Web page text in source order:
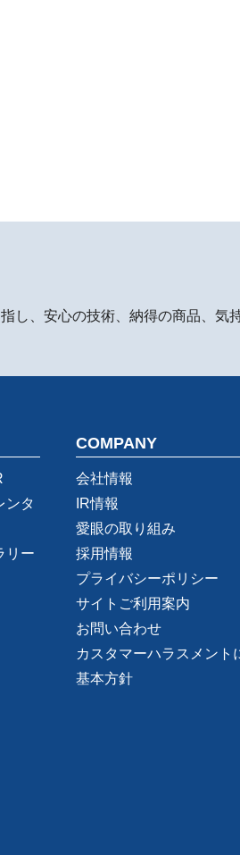
し、安心の技術、納得の商品、気
ンタ
リー
COMPANY
会社情報
IR情報
愛眼の取り組み
採用情報
プライバシーポリシー
サイトご利用案内
お問い合わせ
カスタマーハラスメント
基本方針